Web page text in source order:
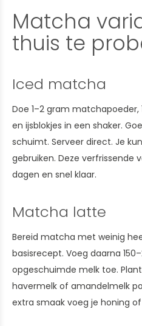
Matcha
thuis te
Iced matcha
Doe 1–2 gram
en ijsblokjes in een shaker.
schuimt. Serveer direct. Je
gebruiken. Deze verfrissende
dagen en snel klaar.
Matcha latte
Bereid matcha met weinig
basisrecept. Voeg daarna
opgeschuimde melk toe.
havermelk of amandelmelk
extra smaak voeg je honing